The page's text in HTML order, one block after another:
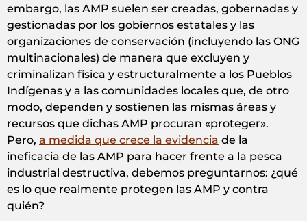
embargo, las AMP suelen ser creadas, gobernadas y
gestionadas por los gobiernos estatales y las
organizaciones de conservación (incluyendo las ONG
multinacionales) de manera que excluyen y
criminalizan física y estructuralmente a los Pueblos
Indígenas y a las comunidades locales que, de otro
modo, dependen y sostienen las mismas áreas y
recursos que dichas AMP procuran «proteger».
Pero, a medida que crece la evidencia de la
ineficacia de las AMP para hacer frente a la pesca
industrial destructiva, debemos preguntarnos: ¿qué
es lo que realmente protegen las AMP y contra
quién?